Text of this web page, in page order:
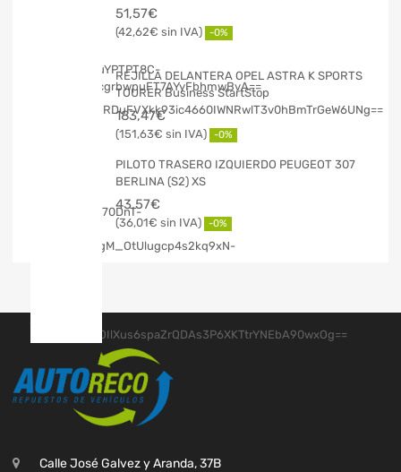
51,57€
42,62€ -0%
REJILLA DELANTERA OPEL ASTRA K SPORTS
TOURER Business StartStop
183,47€
151,63€ -0%
PILOTO TRASERO IZQUIERDO PEUGEOT 307
BERLINA (S2) XS
43,57€
36,01€ -0%
Calle José Galvez y Aranda, 37B